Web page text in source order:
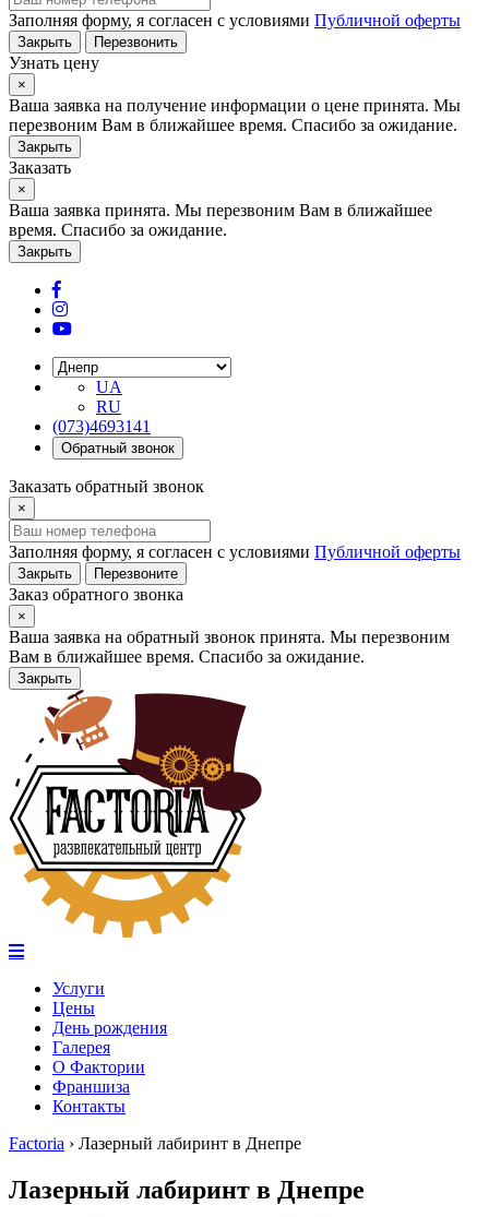
Заполняя форму, я согласен с условиями Публичной оферты
Закрыть Перезвонить
Узнать цену
×
Ваша заявка на получение информации о цене принята. Мы
перезвоним Вам в ближайшее время. Спасибо за ожидание.
Закрыть
Заказать
×
Ваша заявка принята. Мы перезвоним Вам в ближайшее
время. Спасибо за ожидание.
Закрыть
UA
RU
(073)4693141
Обратный звонок
Заказать обратный звонок
×
Заполняя форму, я согласен с условиями Публичной оферты
Закрыть Перезвоните
Заказ обратного звонка
×
Ваша заявка на обратный звонок принята. Мы перезвоним
Вам в ближайшее время. Спасибо за ожидание.
Закрыть
Услуги
Цены
День рождения
Галерея
О Фактории
Франшиза
Контакты
Factoria › Лазерный лабиринт в Днепре
Лазерный лабиринт в Днепре